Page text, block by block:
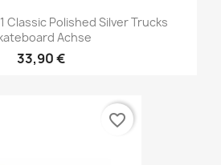
Classic Polished Silver Trucks
Achse
33,90 €
favorite_border